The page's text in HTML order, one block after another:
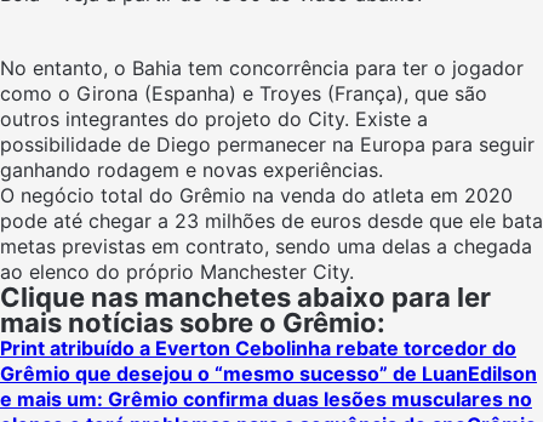
No entanto, o Bahia tem concorrência para ter o jogador
como o Girona (Espanha) e Troyes (França), que são
outros integrantes do projeto do City. Existe a
possibilidade de Diego permanecer na Europa para seguir
ganhando rodagem e novas experiências.
O negócio total do Grêmio na venda do atleta em 2020
pode até chegar a 23 milhões de euros desde que ele bata
metas previstas em contrato, sendo uma delas a chegada
ao elenco do próprio Manchester City.
Clique nas manchetes abaixo para ler
mais notícias sobre o Grêmio:
Print atribuído a Everton Cebolinha rebate torcedor do
Grêmio que desejou o “mesmo sucesso” de LuanEdilson
e mais um: Grêmio confirma duas lesões musculares no